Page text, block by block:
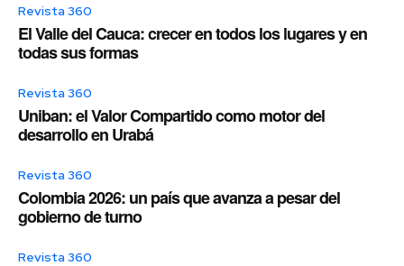
Revista 360
El Valle del Cauca: crecer en todos los lugares y en
todas sus formas
Revista 360
Uniban: el Valor Compartido como motor del
desarrollo en Urabá
Revista 360
Colombia 2026: un país que avanza a pesar del
gobierno de turno
Revista 360